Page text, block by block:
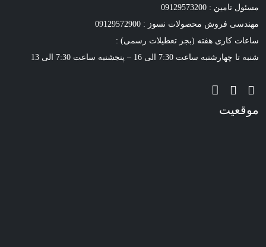
مسئول تامین : 09129573200
مهندسی فروش محصولات نسوز : 09129572900
ساعات کاری هفته (بجز تعطیلات رسمی) :
شنبه تا چهارشنبه ساعت 7:30 الی 16 – پنجشنبه ساعت 7:30 الی 13
موقعیت